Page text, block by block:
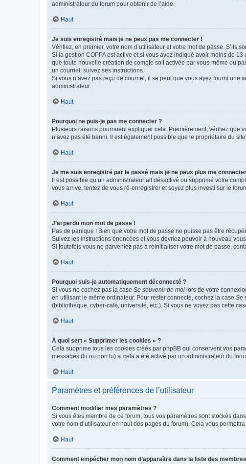
administrateur du forum pour obtenir de l’aide.
Haut
Je suis enregistré mais je ne peux pas me connecter !
Vérifiez, en premier, votre nom d’utilisateur et votre mot de passe. S’ils
Si la gestion COPPA est active et si vous avez indiqué avoir moins de
que toute nouvelle création de compte soit activée par vous-même ou
un courriel, suivez ses instructions.
Si vous n’avez pas reçu de courriel, il se peut que vous ayez fourni une
administrateur.
Haut
Pourquoi ne puis-je pas me connecter ?
Plusieurs raisons pourraient expliquer cela. Premièrement, vérifiez que
n’avez pas été banni. Il est également possible que le propriétaire du
Haut
Je me suis enregistré par le passé mais je ne peux plus me
Il est possible qu’un administrateur ait désactivé ou supprimé votre
vous arrive, tentez de vous ré-enregistrer et soyez plus investi sur le
Haut
J’ai perdu mon mot de passe !
Pas de panique ! Bien que votre mot de passe ne puisse pas être
Suivez les instructions énoncées et vous devriez pouvoir à nouveau
Si toutefois vous ne parveniez pas à réinitialiser votre mot de passe,
Haut
Pourquoi suis-je automatiquement déconnecté ?
Si vous ne cochez pas la case Se souvenir de moi lors de votre
en utilisant le même ordinateur. Pour rester connecté, cochez la case Se
(bibliothèque, cyber-café, université, etc.). Si vous ne voyez pas cette
Haut
À quoi sert « Supprimer les cookies » ?
Cela supprime tous les cookies créés par phpBB qui conservent vos
messages (lu ou non lu) si cela a été activé par un administrateur du
Haut
Paramètres et préférences de l’utilisateur
Comment modifier mes paramètres ?
Si vous êtes membre de ce forum, tous vos paramètres sont stockés
votre nom d’utilisateur en haut des pages du forum). Cela vous
Haut
Comment empêcher mon nom d’apparaître dans la liste des